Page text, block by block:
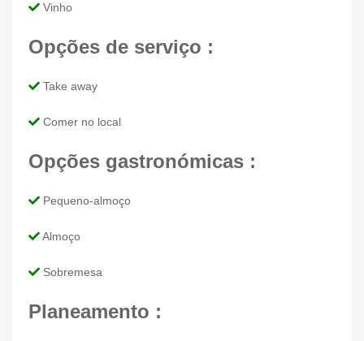
Vinho
Opções de serviço :
Take away
Comer no local
Opções gastronómicas :
Pequeno-almoço
Almoço
Sobremesa
Planeamento :